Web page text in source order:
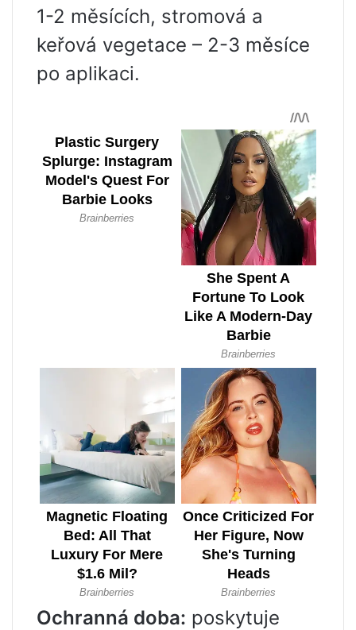
1-2 měsících, stromová a
keřová vegetace – 2-3 měsíce
po aplikaci.
Ochranná doba: poskytuje